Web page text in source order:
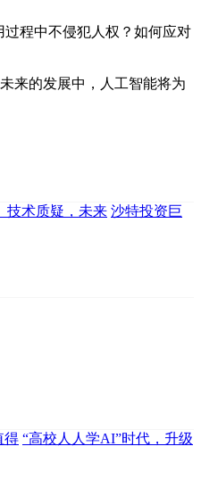
程中不侵犯人权？如何应对
来的发展中，人工智能将为
技术质疑，未来 沙特投资巨
得 “高校人人学AI”时代，升级